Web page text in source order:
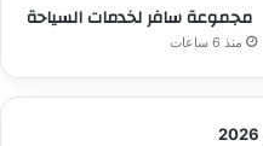
مجموعة سافر لخدمات السياحة
منذ 6 ساعات